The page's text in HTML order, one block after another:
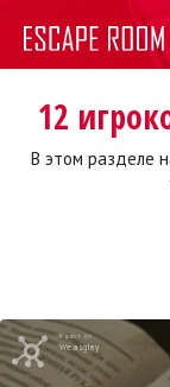
12
В этом разделе
Квест от
Weasgley